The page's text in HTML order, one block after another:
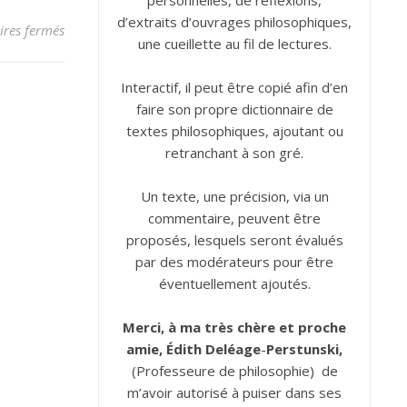
ferméssur Beauté/beaud’extraits d’ouvrages philosophiques,
une cueillette au fil de lectures.
Interactif, il peut être copié afin d’en
faire son propre dictionnaire de
textes philosophiques, ajoutant ou
retranchant à son gré.
Un texte, une précision, via un
commentaire, peuvent être
proposés, lesquels seront évalués
par des modérateurs pour être
éventuellement ajoutés.
Merci, à ma très chère et proche
amie, Édith Deléage-Perstunski,
(Professeure de philosophie) de
m’avoir autorisé à puiser dans ses